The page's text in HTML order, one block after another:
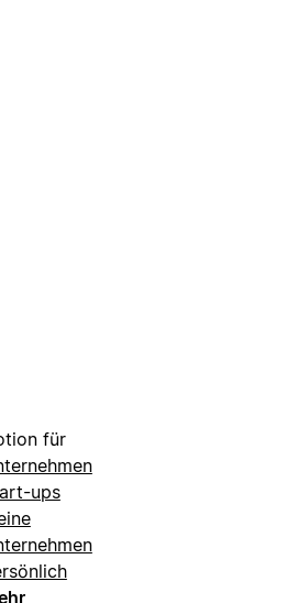
für
ups